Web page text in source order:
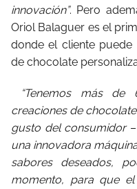
innovación”. Pero
Oriol Balaguer es el
donde el cliente
de chocolate
“Tenemos más de
creaciones de
gusto del consumidor–
una innovadora
sabores deseados,
momento, para que